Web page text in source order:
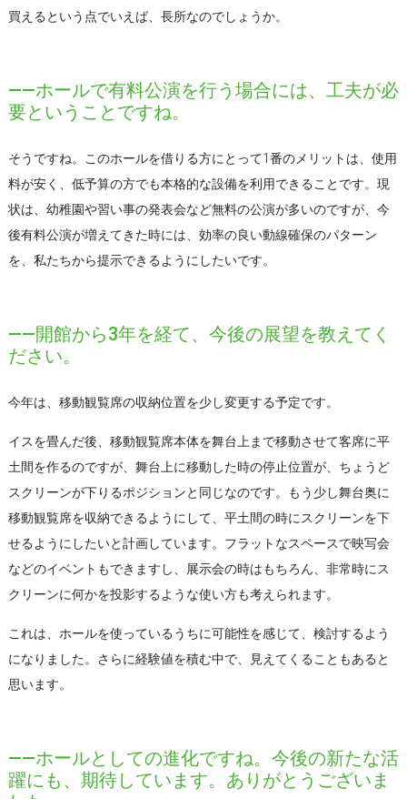
買えるという点でいえば、長所なのでしょうか。
――ホールで有料公演を行う場合には、工夫が必
要ということですね。
そうですね。このホールを借りる方にとって1番のメリットは、使用
料が安く、低予算の方でも本格的な設備を利用できることです。現
状は、幼稚園や習い事の発表会など無料の公演が多いのですが、今
後有料公演が増えてきた時には、効率の良い動線確保のパターン
を、私たちから提示できるようにしたいです。
――開館から3年を経て、今後の展望を教えてく
ださい。
今年は、移動観覧席の収納位置を少し変更する予定です。
イスを畳んだ後、移動観覧席本体を舞台上まで移動させて客席に平
土間を作るのですが、舞台上に移動した時の停止位置が、ちょうど
スクリーンが下りるポジションと同じなのです。もう少し舞台奥に
移動観覧席を収納できるようにして、平土間の時にスクリーンを下
せるようにしたいと計画しています。フラットなスペースで映写会
などのイベントもできますし、展示会の時はもちろん、非常時にス
クリーンに何かを投影するような使い方も考えられます。
これは、ホールを使っているうちに可能性を感じて、検討するよう
になりました。さらに経験値を積む中で、見えてくることもあると
思います。
――ホールとしての進化ですね。今後の新たな活
躍にも、期待しています。ありがとうございま